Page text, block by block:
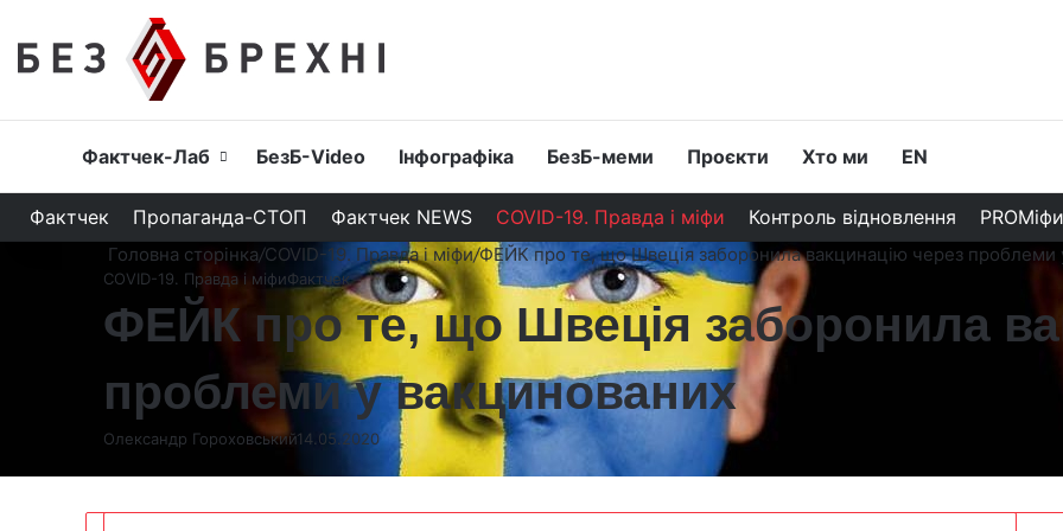
Головна
Фактчек-Лаб БезБ-Video Інфографіка БезБ-меми Проєкти Хто ми EN
Фактчек Пропаганда-СТОП Фактчек NEWS COVID-19. Правда і міфи Контроль відновлення PROМіфи
Головна сторінка/COVID-19. Правда і міфи/ФЕЙК про те, що Швеція заборонила вакцинацію через проблеми
COVID-19. Правда і міфиФактчек
ФЕЙК про те, що Швеція заборонила
проблеми у вакцинованих
Олександр Гороховський14.05.2020